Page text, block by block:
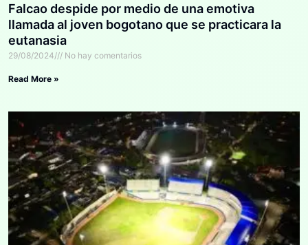
Falcao despide por medio de una emotiva
llamada al joven bogotano que se practicara la
eutanasia
29/08/2024 No hay comentarios
Read More »